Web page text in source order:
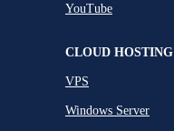
YouTube
CLOUD HOSTING
VPS
Windows Server